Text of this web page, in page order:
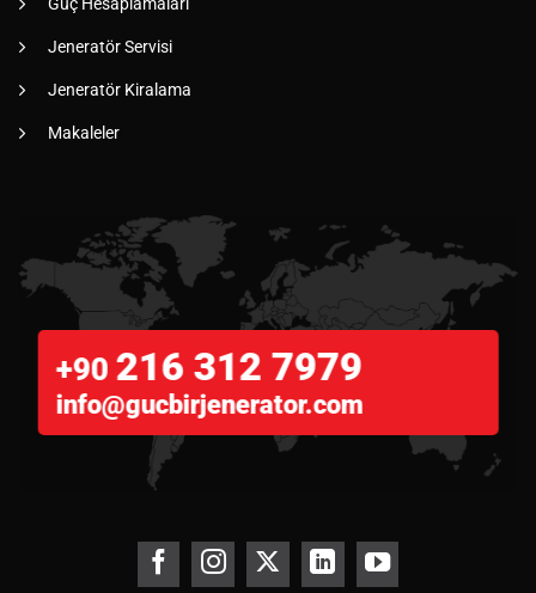
Jeneratör Servisi
Jeneratör Kiralama
Makaleler
+90 216 312 7979
info@gucbirjenerator.com